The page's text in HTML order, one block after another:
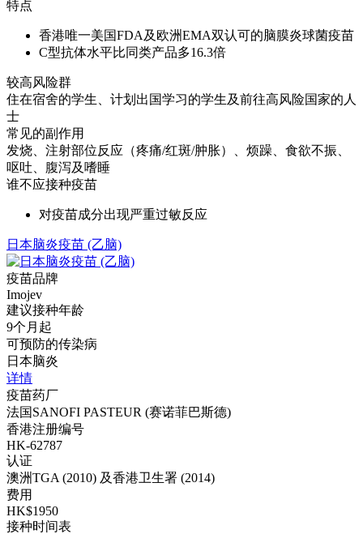
特点
香港唯一美国FDA及欧洲EMA双认可的脑膜炎球菌疫苗
C型抗体水平比同类产品多16.3倍
较高风险群
住在宿舍的学生、计划出国学习的学生及前往高风险国家的人
士
常见的副作用
发烧、注射部位反应（疼痛/红斑/肿胀）、烦躁、食欲不振、
呕吐、腹泻及嗜睡
谁不应接种疫苗
对疫苗成分出现严重过敏反应
日本脑炎疫苗 (乙脑)
疫苗品牌
Imojev
建议接种年龄
9个月起
可预防的传染病
日本脑炎
详情
疫苗药厂
法国SANOFI PASTEUR (赛诺菲巴斯德)
香港注册编号
HK-62787
认证
澳洲TGA (2010) 及香港卫生署 (2014)
费用
HK$1950
接种时间表